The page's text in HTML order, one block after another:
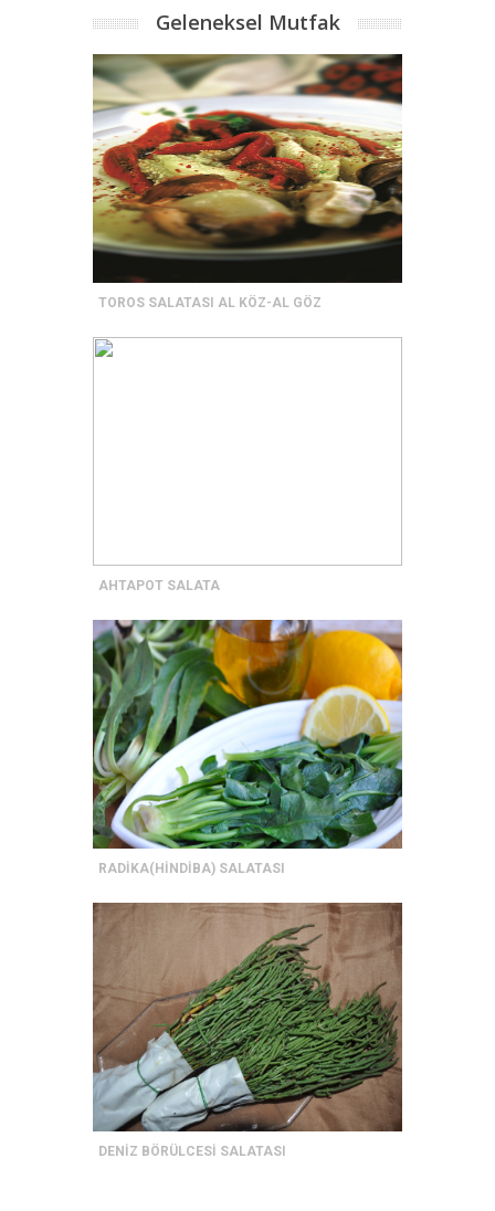
Geleneksel Mutfak
TOROS SALATASI AL KÖZ-AL GÖZ
AHTAPOT SALATA
RADİKA(HİNDİBA) SALATASI
DENİZ BÖRÜLCESİ SALATASI